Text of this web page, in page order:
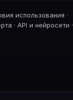
использования ·
· API и нейросети ·